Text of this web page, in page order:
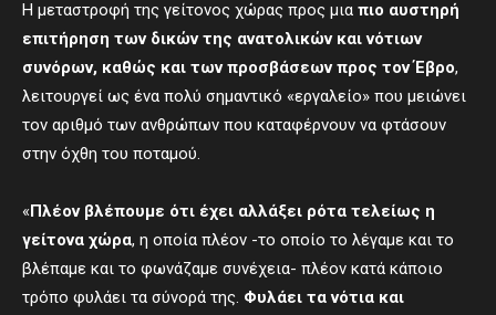
Η μεταστροφή της γείτονος χώρας προς μια πιο αυστηρή
επιτήρηση των δικών της ανατολικών και νότιων
συνόρων, καθώς και των προσβάσεων προς τον Έβρο,
λειτουργεί ως ένα πολύ σημαντικό «εργαλείο» που μειώνει
τον αριθμό των ανθρώπων που καταφέρνουν να φτάσουν
στην όχθη του ποταμού.
« Πλέον βλέπουμε ότι έχει αλλάξει ρότα τελείως η
γείτονα χώρα, η οποία πλέον -το οποίο το λέγαμε και το
βλέπαμε και το φωνάζαμε συνέχεια- πλέον κατά κάποιο
τρόπο φυλάει τα σύνορά της. Φυλάει τα νότια και